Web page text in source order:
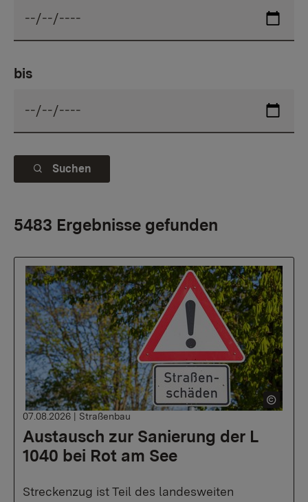
bis
Suchen
5483 Ergebnisse gefunden
Austausch zur Sanierung der L
1040 bei Rot am See
07.08.2026 | Straßenbau
Streckenzug ist Teil des landesweiten